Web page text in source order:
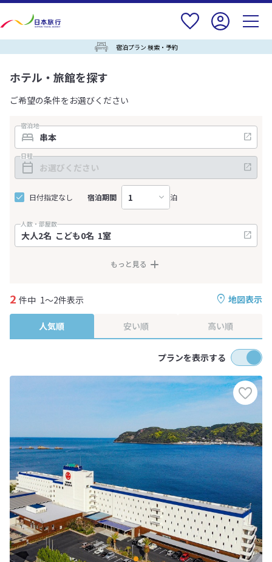
宿泊プラン 検索・予約
ホテル・旅館を探す
ご希望の条件をお選びください
宿泊地
日程
日付指定なし 宿泊期間 泊
人数・部屋数
もっと見る
地図表示
2 件中 1～2件表示
人気順 安い順 高い順
プランを表示する